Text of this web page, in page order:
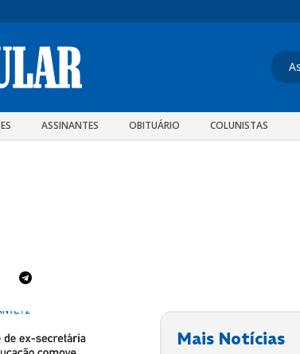
ASSINANTES OBITUÁRIO COLUNISTAS
Mais Notícias